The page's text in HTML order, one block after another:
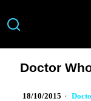
Doctor
18/10/2015